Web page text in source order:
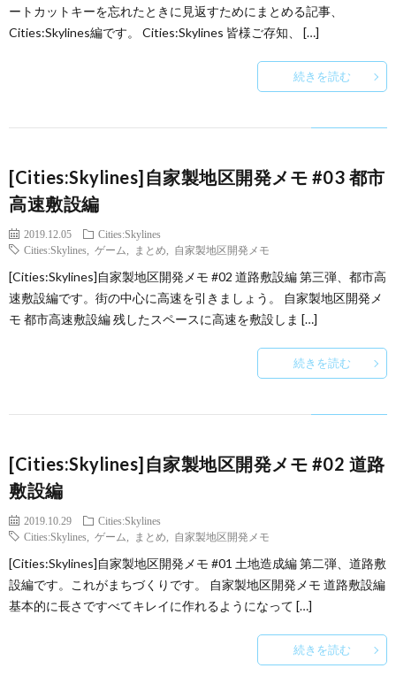
ートカットキーを忘れたときに見返すためにまとめる記事、
Cities:Skylines編です。 Cities:Skylines 皆様ご存知、 […]
続きを読む
[Cities:Skylines]自家製地区開発メモ #03 都市
高速敷設編
2019.12.05
Cities:Skylines
Cities:Skylines
ゲーム まとめ 自家製地区開発メモ
[Cities:Skylines]自家製地区開発メモ #02 道路敷設編 第三弾、都市高
速敷設編です。街の中心に高速を引きましょう。 自家製地区開発メ
モ 都市高速敷設編 残したスペースに高速を敷設しま […]
続きを読む
[Cities:Skylines]自家製地区開発メモ #02 道路
敷設編
2019.10.29
Cities:Skylines
Cities:Skylines
ゲーム まとめ 自家製地区開発メモ
[Cities:Skylines]自家製地区開発メモ #01 土地造成編 第二弾、道路敷
設編です。これがまちづくりです。 自家製地区開発メモ 道路敷設編
基本的に長さですべてキレイに作れるようになって […]
続きを読む